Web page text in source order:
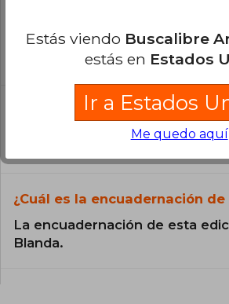
Todos los libros de nuestro
catálogo son Originales.
¿En qué Idioma está escrito el
¿Cuál es la encuadernación
La encuadernación de esta
Blanda.
Estás viendo Buscalibre
estás en Estados
Ir a Estados
Me quedo aquí